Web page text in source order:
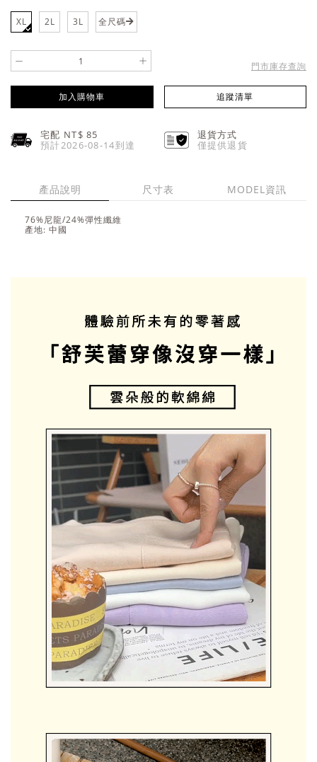
XL 2L 3L 全尺碼
- + 門市庫存查詢
加入購物車 追蹤清單
宅配 NT$85
預計2026-08-14到達
退貨方式
僅提供退貨
產品說明 尺寸表 MODEL資訊
76%尼龍/24%彈性纖維
產地: 中國